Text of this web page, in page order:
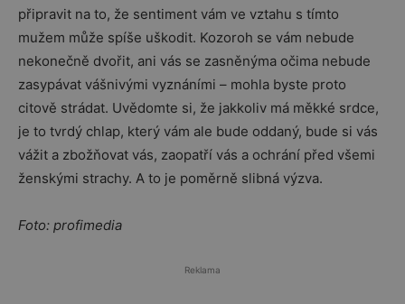
připravit na to, že sentiment vám ve vztahu s tímto
mužem může spíše uškodit. Kozoroh se vám nebude
nekonečně dvořit, ani vás se zasněnýma očima nebude
zasypávat vášnivými vyznáními – mohla byste proto
citově strádat. Uvědomte si, že jakkoliv má měkké srdce,
je to tvrdý chlap, který vám ale bude oddaný, bude si vás
vážit a zbožňovat vás, zaopatří vás a ochrání před všemi
ženskými strachy. A to je poměrně slibná výzva.
Foto: profimedia
Reklama